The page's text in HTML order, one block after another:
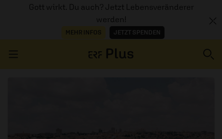
Gott wirkt. Du auch? Jetzt Lebensveränderer
werden!
MEHR INFOS JETZT SPENDEN